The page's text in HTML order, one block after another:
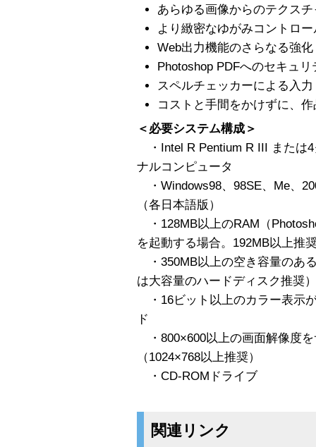
あらゆる画像からのテクス
より緻密なゆがみコントロー
Web出力機能のさらなる強化
Photoshop PDFへのセキュリ
スペルチェッカーによる入
コストと手間をかけずに、
＜必要システム構成＞
・Intel R Pentium R III または
ナルコンピュータ
・Windows98、98SE、Me、
（各日本語版）
・128MB以上のRAM（
を起動する場合。192MB以上推
・350MB以上の空き容量のあ
は大容量のハードディスク推奨）
・16ビット以上のカラー表示
ド
・800×600以上の画面解像度
（1024×768以上推奨）
・CD-ROMドライブ
関連リンク